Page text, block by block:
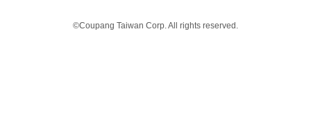
©Coupang Taiwan Corp. All rights reserved.